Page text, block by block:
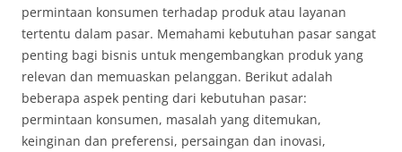
permintaan konsumen terhadap produk atau layanan
tertentu dalam pasar. Memahami kebutuhan pasar sangat
penting bagi bisnis untuk mengembangkan produk yang
relevan dan memuaskan pelanggan. Berikut adalah
beberapa aspek penting dari kebutuhan pasar:
permintaan konsumen, masalah yang ditemukan,
keinginan dan preferensi, persaingan dan inovasi,